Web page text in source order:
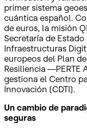
primer sistema
cuántica español.
de euros, la misión
Secretaría de
Infraestructuras
europeos del Plan
Resiliencia
gestiona el Centro
Innovación (CDTI).
Un cambio de
seguras